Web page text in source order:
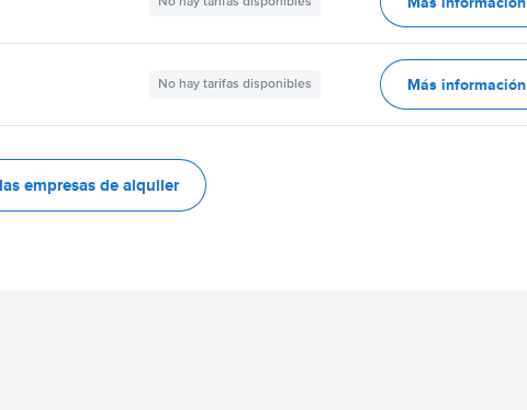
No hay tarifas disponibles Más información
empresas de alquiler